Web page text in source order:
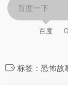
百度
标签：恐怖故